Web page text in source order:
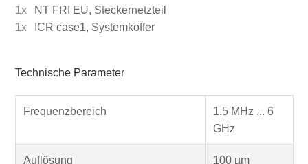
1x
NT FRI EU, Steckernetzteil
1x
ICR case1, Systemkoffer
Technische Parameter
Frequenzbereich
1.5 MHz ... 6
GHz
Auflösung 100 µm